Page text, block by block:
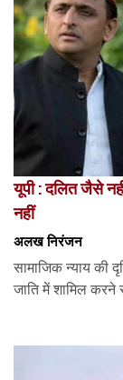
यूपी : दलित जैसे
नहीं
अलख निरंजन
सामाजिक न्याय की
जाति में शामिल करने